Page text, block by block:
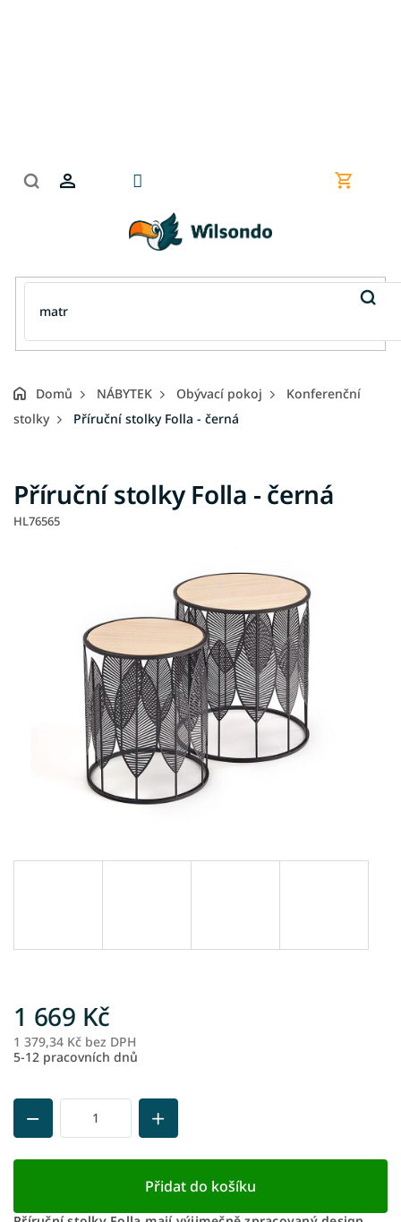
Nákupní
Domů NÁBYTEK Obývací pokoj
Konferenční
stolky
Příruční stolky Folla - černá
Příruční stolky Folla - černá
HL76565
1 669 Kč
1 379,34 Kč bez DPH
5-12 pracovních dnů
Přidat do košíku